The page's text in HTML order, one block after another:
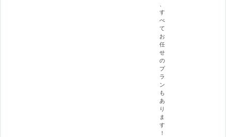
す
べ
て
お
任
せ
の
プ
ラ
ン
も
あ
り
ま
す
！